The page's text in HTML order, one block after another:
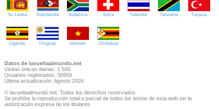
Sri Lanka Suazilandia Sudáfrica Suiza Tailandia Tanzania Turquía
Uganda Uruguay Vietnam Zimbabue
Datos de lavueltaalmundo.net
Visitas únicas diarias: 1.500
Usuarios registrados: 30959
Última actualización: Agosto 2026
© lavueltaalmundo.net. Todos los derechos reservados.
Se prohíbe la reproducción total o parcial de todos los textos de esta web sin la
autorización expresa de los titulares.